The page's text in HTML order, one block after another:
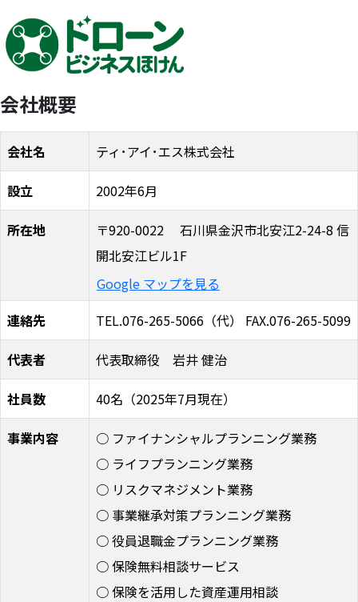
会社概要
会社名 ティ･アイ･エス株式会社
設立 2002年6月
所在地
〒920-0022 石川県金沢市北安江2-24-8 信
開北安江ビル1F
Google マップを見る
連絡先
TEL.076-265-5066（代） FAX.076-265-5099
代表者 代表取締役 岩井 健治
社員数 40名（2025年7月現在）
事業内容
○ ファイナンシャルプランニング業務
○ ライフプランニング業務
○ リスクマネジメント業務
○ 事業継承対策プランニング業務
○ 役員退職金プランニング業務
○ 保険無料相談サービス
○ 保険を活用した資産運用相談